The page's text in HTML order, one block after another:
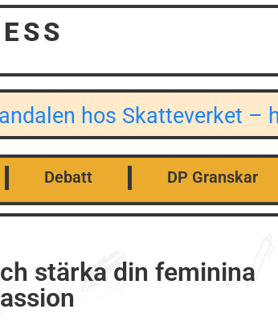
hos Skatteverket –
Debatt DP Granskar
stärka din feminina